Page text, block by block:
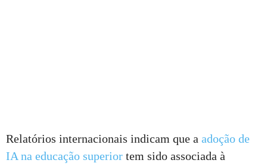
Relatórios internacionais indicam que a adoção de
IA na educação superior tem sido associada à